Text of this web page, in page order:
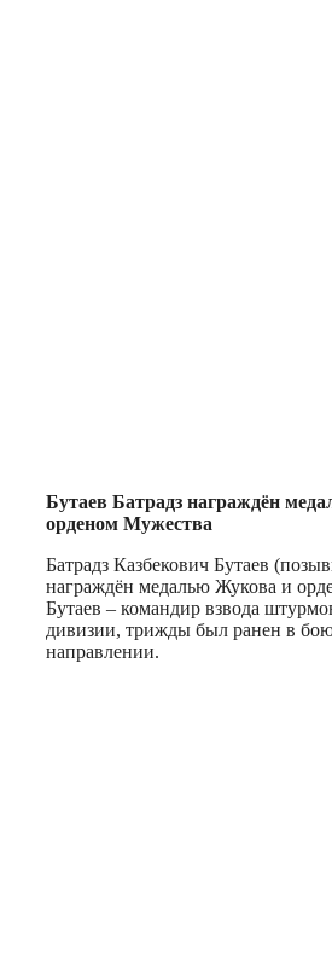
Бутаев Батрадз награждён
орденом Мужества
Батрадз Казбекович Бутаев
награждён медалью Жукова и
Бутаев – командир взвода
дивизии, трижды был ранен в
направлении.